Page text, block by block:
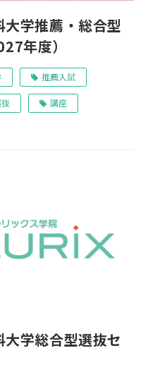
大学推薦・総合型
年度）
推薦入試
講座
大学総合型選抜セ